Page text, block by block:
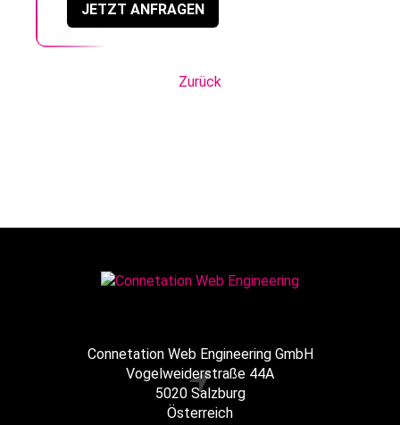
JETZT ANFRAGEN
Zurück
Connetation Web Engineering GmbH
Vogelweiderstraße 44A
5020 Salzburg
Österreich